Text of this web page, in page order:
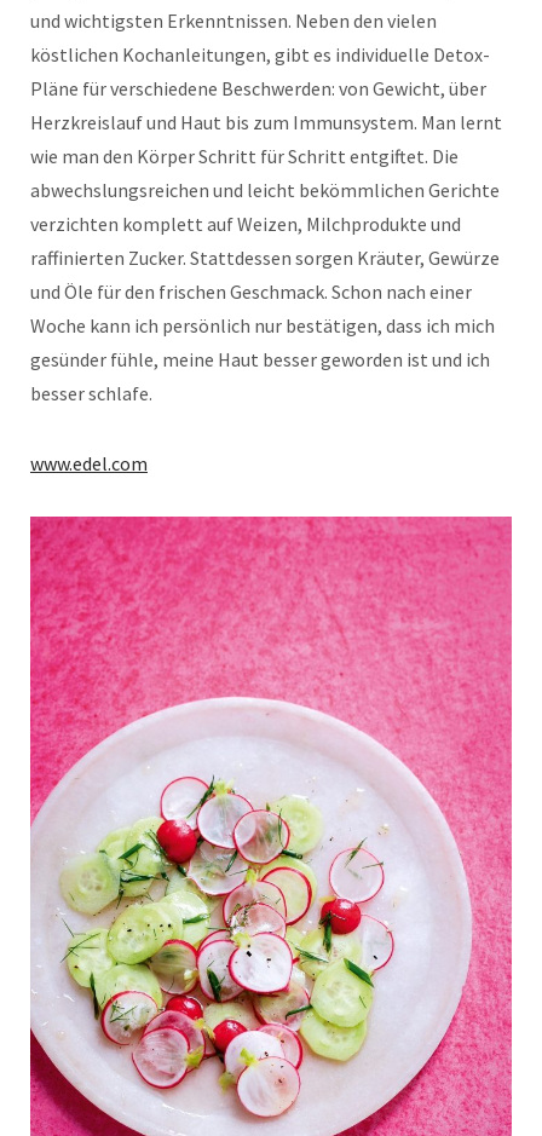
und wichtigsten Erkenntnissen. Neben den vielen
köstlichen Kochanleitungen, gibt es individuelle Detox-
Pläne für verschiedene Beschwerden: von Gewicht, über
Herzkreislauf und Haut bis zum Immunsystem. Man lernt
wie man den Körper Schritt für Schritt entgiftet. Die
abwechslungsreichen und leicht bekömmlichen Gerichte
verzichten komplett auf Weizen, Milchprodukte und
raffinierten Zucker. Stattdessen sorgen Kräuter, Gewürze
und Öle für den frischen Geschmack. Schon nach einer
Woche kann ich persönlich nur bestätigen, dass ich mich
gesünder fühle, meine Haut besser geworden ist und ich
besser schlafe.
www.edel.com